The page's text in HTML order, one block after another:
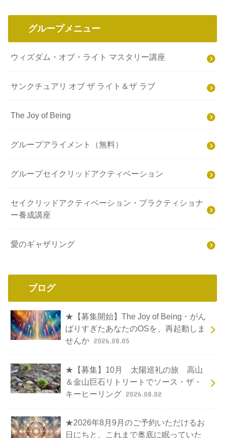
グループメニュー
ウィズダム・オブ・ライト マスタリー講座
サンクチュアリ オブ ザ ライト＆ザ ラブ
The Joy of Being
グループアライメント（無料）
グループセイクリッドアクティベーション
セイクリッドアクティベーション・プラクティショナ
ー養成講座
愛のギャザリング
ブログ
★【募集開始】The Joy of Being・がん
ばりすぎたあなたのOSを、再起動しま
せんか 2026.08.05
★【募集】10月 太陽巡礼の旅 高山
＆金山巨石リトリートでソース・ザ・
キーヒーリング 2026.08.02
★2026年8月9月のご予約いただけるお
日にちと、これまで奥底に眠っていた